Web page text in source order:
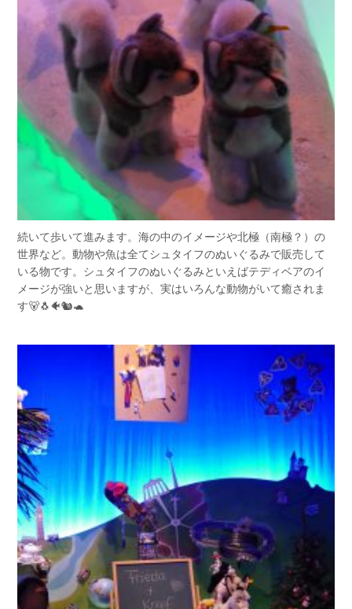
続いて歩いて進みます。海の中のイメージや北極（南極？）の
世界など。動物や魚は全てシュタイフのぬいぐるみで販売して
いる物です。シュタイフのぬいぐるみといえばテディベアのイ
メージが強いと思いますが、実はいろんな動物がいて癒されま
す🐻🐧🐠🐿🐢